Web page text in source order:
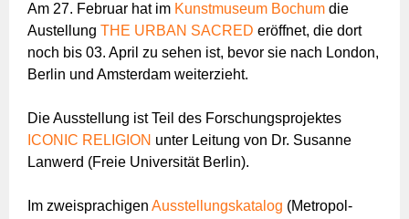
Am 27. Februar hat im Kunstmuseum Bochum die
AustellungTHE URBAN SACRED eröffnet, die dort
noch bis 03. April zu sehen ist, bevor sie nach London,
Berlin und Amsterdam weiterzieht.
Die Ausstellung ist Teil des Forschungsprojektes
ICONIC RELIGION unter Leitung von Dr. Susanne
Lanwerd (Freie Universität Berlin).
Im zweisprachigenAusstellungskatalog (Metropol-